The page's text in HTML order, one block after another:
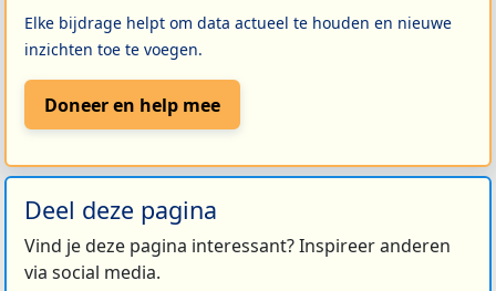
Elke bijdrage helpt om data actueel te houden en nieuwe
inzichten toe te voegen.
Doneer en help mee
Deel deze pagina
Vind je deze pagina interessant? Inspireer anderen
via social media.